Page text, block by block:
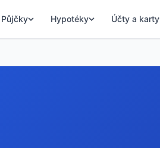
Půjčky Hypotéky Účty a karty